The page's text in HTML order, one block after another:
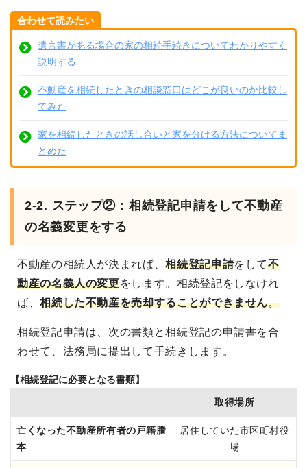
合わせて読みたい
遺言書がある場合の家の相続手続きについてわかりやすく
説明する
不動産を相続したときの相談窓口はどこが良いのか比較し
てみた
家を相続したときの話し合いと家を分ける方法についてま
とめた
2-2. ステップ②：相続登記申請をして不動産
の名義変更をする
不動産の相続人が決まれば、相続登記申請をして不
動産の名義人の変更をします。相続登記をしなけれ
ば、相続した不動産を売却することができません。
相続登記申請は、次の書類と相続登記の申請書を合
わせて、法務局に提出して手続きします。
【相続登記に必要となる書類】
取得場所
亡くなった不動産所有者の戸籍謄
本
居住していた市区町村役
場